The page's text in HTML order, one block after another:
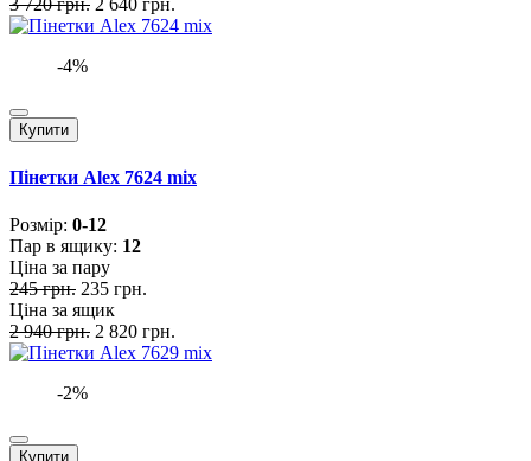
3 720 грн. 2 640 грн.
-4%
Купити
Пінетки Alex 7624 mix
Розмiр: 0-12
Пар в ящику: 12
Ціна за пару
245 грн. 235 грн.
Ціна за ящик
2 940 грн. 2 820 грн.
-2%
Купити